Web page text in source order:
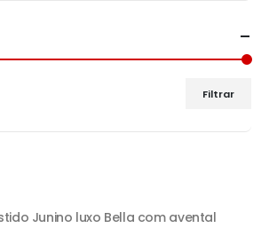
Filtrar
Junino luxo Bella com avental